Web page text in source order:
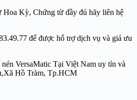
Hoa Kỳ, Chứng từ đầy đủ hãy liên hệ
để được hổ trợ dịch vụ và giá ưu
VersaMatic Tại Việt Nam uy tín và
Hồ Tràm, Tp.HCM